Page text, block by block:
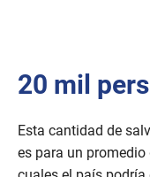
20 mil
Esta cantidad de
es para un